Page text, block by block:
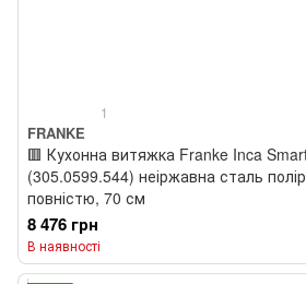
1
FRANKE
🟥 Кухонна витяжка Franke Inca
(305.0599.544) неіржавна сталь
повністю, 70 см
8 476 грн
В наявності